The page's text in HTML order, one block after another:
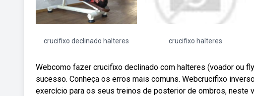
crucifixo declinado halteres crucifixo halteres
Webcomo fazer crucifixo declinado com halteres (voador ou
sucesso. Conheça os erros mais comuns. Webcrucifixo
exercício para os seus treinos de posterior de ombros, neste